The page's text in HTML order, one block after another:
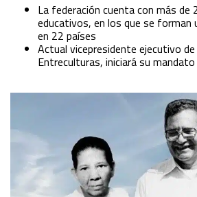
La federación cuenta con más de
educativos, en los que se forman
en 22 países
Actual vicepresidente ejecutivo
Entreculturas, iniciará su